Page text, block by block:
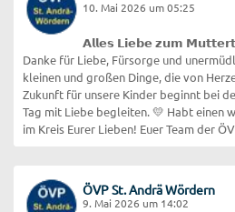
10. Mai 2026 um 05:25
𝗔𝗹𝗹𝗲𝘀 𝗟𝗶𝗲𝗯𝗲 𝘇𝘂𝗺 𝗠𝘂𝘁𝘁𝗲𝗿𝘁𝗮𝗴!💐 Heute
Danke für Liebe, Fürsorge und
kleinen und großen Dinge, die von Herzen
Zukunft für unsere Kinder beginnt bei
Tag mit Liebe begleiten. 💛 Habt einen wunderschönen Muttertag
im Kreis Eurer Lieben! Euer Team der
ÖVP St. Andrä Wördern
9. Mai 2026 um 14:02